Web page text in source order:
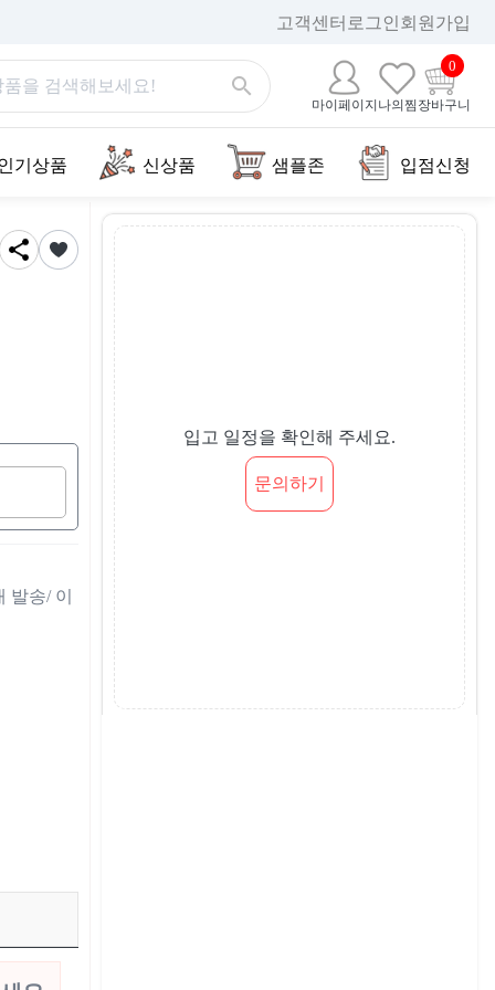
고객센터 로그인 회원가입
마이페이지 나의찜 장바구니
0
기상품 신상품 샘플존 입점신청
입고 일정을 확인해 주세요.
문의하기